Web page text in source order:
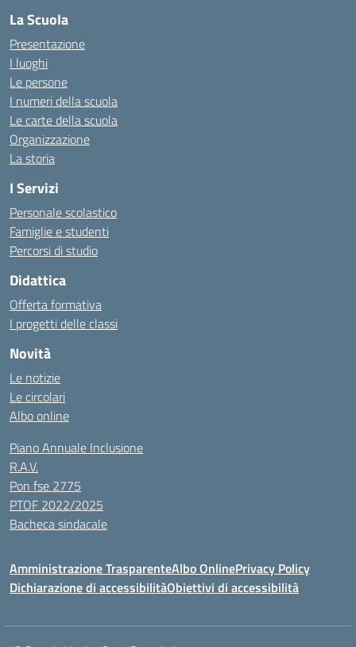
La Scuola
Presentazione
I luoghi
Le persone
I numeri della scuola
Le carte della scuola
Organizzazione
La storia
I Servizi
Personale scolastico
Famiglie e studenti
Percorsi di studio
Didattica
Offerta formativa
I progetti delle classi
Novità
Le notizie
Le circolari
Albo online
Piano Annuale Inclusione
R.A.V.
Pon fse 2775
PTOF 2022/2025
Bacheca sindacale
Amministrazione TrasparenteAlbo OnlinePrivacy Policy
Dichiarazione di accessibilitàObiettivi di accessibilità